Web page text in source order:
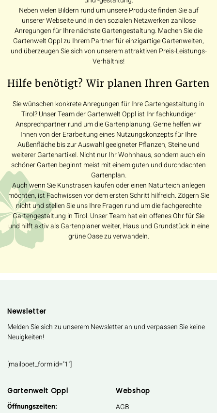
Neben vielen Bildern rund um unsere Produkte finden Sie auf
unserer Webseite und in den sozialen Netzwerken zahllose
Anregungen für Ihre nächste Gartengestaltung. Machen Sie die
Gartenwelt Oppl zu Ihrem Partner für einzigartige Gartenwelten,
und überzeugen Sie sich von unserem attraktiven Preis-Leistungs-
Verhältnis!
Hilfe benötigt? Wir planen Ihren Garten
Sie wünschen konkrete Anregungen für Ihre Gartengestaltung in
Tirol? Unser Team der Gartenwelt Oppl ist Ihr fachkundiger
Ansprechpartner rund um die Gartenplanung. Gerne helfen wir
Ihnen von der Erarbeitung eines Nutzungskonzepts für Ihre
Außenfläche bis zur Auswahl geeigneter Pflanzen, Steine und
weiterer Gartenartikel. Nicht nur Ihr Wohnhaus, sondern auch ein
schöner Garten beginnt meist mit einem guten und durchdachten
Gartenplan.
Auch wenn Sie Kunstrasen kaufen oder einen Naturteich anlegen
möchten, ist Fachwissen vor dem ersten Schritt hilfreich. Zögern Sie
nicht und stellen Sie uns Ihre Fragen rund um die fachgerechte
Gartengestaltung in Tirol. Unser Team hat ein offenes Ohr für Sie
und hilft aktiv als Gartenplaner weiter, Haus und Grundstück in eine
grüne Oase zu verwandeln.
Newsletter
Melden Sie sich zu unserem Newsletter an und verpassen Sie keine
Neuigkeiten!
[mailpoet_form id="1"]
Gartenwelt Oppl
Öffnungszeiten:
Webshop
AGB